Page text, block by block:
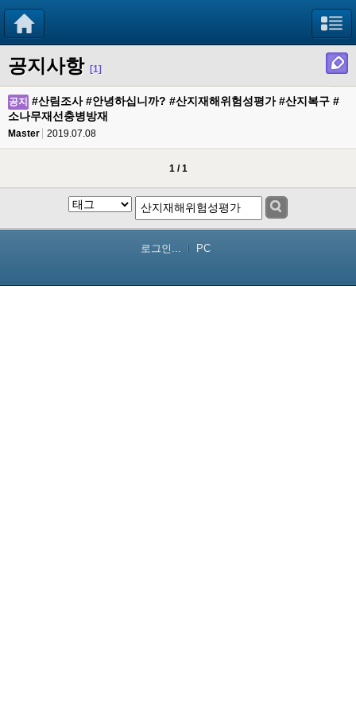
공지사항 [1]
공지
#산림조사 #안녕하십니까? #산지재해위험성평가 #산지복구 #
소나무재선충병방재
Master 2019.07.08
1 / 1
로그인... PC